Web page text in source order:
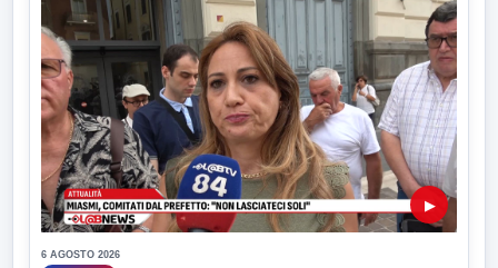
▶
6 AGOSTO 2026